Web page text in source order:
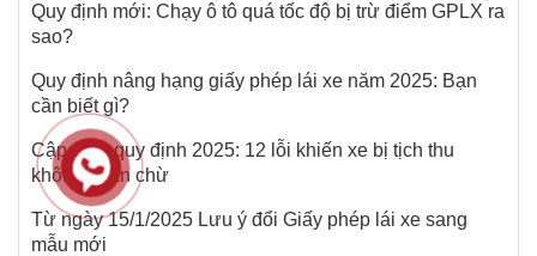
Quy định mới: Chạy ô tô quá tốc độ bị trừ điểm GPLX ra
sao?
Quy định nâng hạng giấy phép lái xe năm 2025: Bạn
cần biết gì?
Cập nhật quy định 2025: 12 lỗi khiến xe bị tịch thu
không chần chừ
Từ ngày 15/1/2025 Lưu ý đổi Giấy phép lái xe sang
mẫu mới